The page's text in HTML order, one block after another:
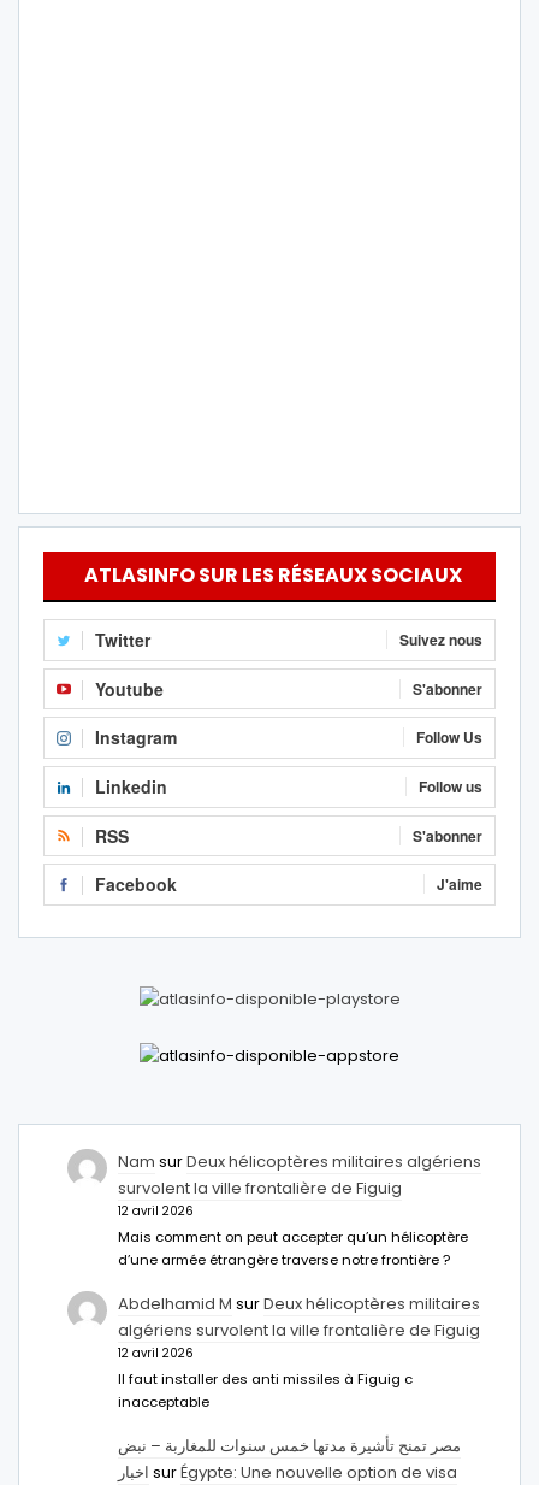
ATLASINFO SUR LES RÉSEAUX SOCIAUX
Twitter Suivez nous
Youtube S'abonner
Instagram Follow Us
Linkedin Follow us
RSS S'abonner
Facebook J'aime
Nam surDeux hélicoptères militaires algériens
survolent la ville frontalière de Figuig
12 avril 2026
Mais comment on peut accepter qu’un hélicoptère
d’une armée étrangère traverse notre frontière ?
Abdelhamid M surDeux hélicoptères militaires
algériens survolent la ville frontalière de Figuig
12 avril 2026
Il faut installer des anti missiles à Figuig c
inacceptable
مصر تمنح تأشيرة مدتها خمس سنوات للمغاربة – نبض
اخبار surÉgypte: Une nouvelle option de visa